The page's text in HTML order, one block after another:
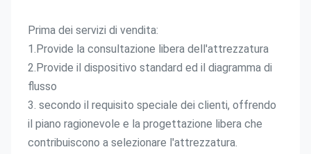
Prima dei servizi di vendita:
1.Provide la consultazione libera dell'attrezzatura
2.Provide il dispositivo standard ed il diagramma di
flusso
3. secondo il requisito speciale dei clienti, offrendo
il piano ragionevole e la progettazione libera che
contribuiscono a selezionare l'attrezzatura.